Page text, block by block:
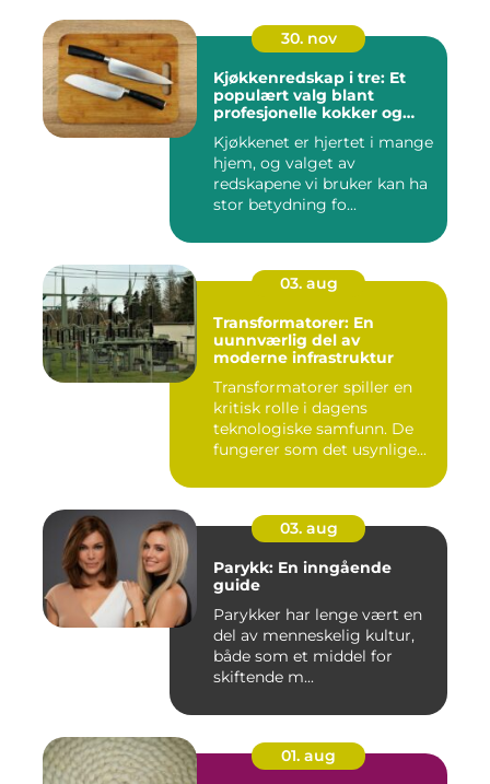
30. nov
Kjøkkenredskap i tre: Et
populært valg blant
profesjonelle kokker og
Kjøkkenet er hjertet i mange
hjem, og valget av
redskapene vi bruker kan ha
stor betydning fo...
03. aug
Transformatorer: En
uunnværlig del av
moderne infrastruktur
Transformatorer spiller en
kritisk rolle i dagens
teknologiske samfunn. De
fungerer som det usynlige...
03. aug
Parykk: En inngående
guide
Parykker har lenge vært en
del av menneskelig kultur,
både som et middel for
skiftende m...
01. aug